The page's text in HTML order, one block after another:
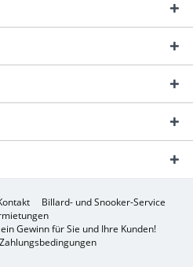
Billard- und Snooker-Service
Gewinn für Sie und Ihre Kunden!